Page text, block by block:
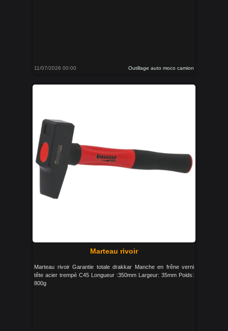
11/07/2026 00:00 Outillage auto moco camion
Marteau rivoir
Marteau rivoir Garantie totale drakkar Manche en frêne verni
tête acier trempé C45 Longueur :350mm Largeur: 35mm Poids:
800g